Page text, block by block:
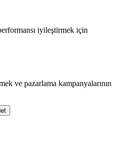
iyileştirmek için
ve pazarlama kampanyalarının